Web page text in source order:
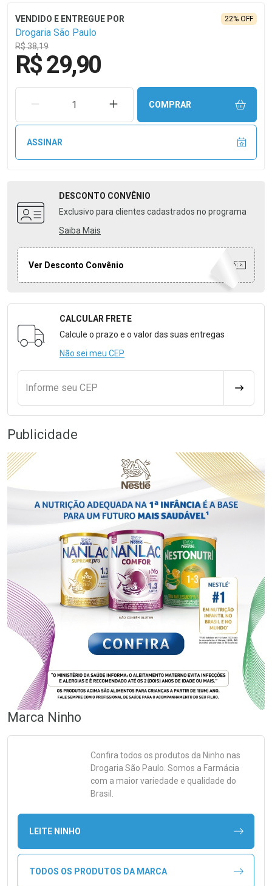
Drogaria São Paulo
R$ 38,19
22% OFF
R$ 29,90
REMOVER UMA UNIDADEAUMENTAR UMA UNIDADE
COMPRAR
ASSINAR
DESCONTO CONVÊNIO
Exclusivo para clientes cadastrados no programa
Saiba Mais
Ver Desconto Convênio
Formulário para Calcular o Frete
CALCULAR FRETE
Calcule o prazo e o valor das suas entregas
Não sei meu CEP
Informe seu CEP
Publicidade
Marca Ninho
Confira todos os produtos da Ninho nas
Drogaria São Paulo. Somos a Farmácia
com a maior variedade e qualidade do
Brasil.
LEITE NINHO
TODOS OS PRODUTOS DA MARCA